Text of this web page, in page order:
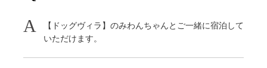
【ドッグヴィラ】のみわんちゃんとご一緒に宿泊して
いただけます。